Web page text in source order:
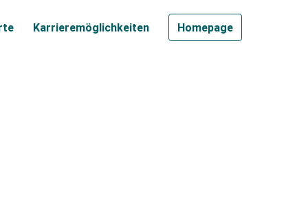
Karrieremöglichkeiten Homepage